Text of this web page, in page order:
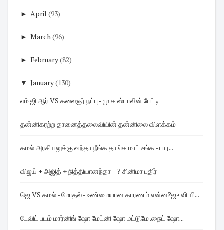
► April (93)
► March(96)
► February(82)
▼ January(130)
எம் ஜி ஆர் VS கலைஞர் நட்பு - மு க ஸ்டாலின் பேட்டி
தன்னிகரற்ற தானைத்தலைவியின் தன்னிலை விளக்கம்
கமல் அரசியலுக்கு வந்தா நீங்க தாங்க மாட்டீங்க - பார...
விஜய் + அஜித் + நித்தியானந்தா = ? சினிமா புதிர்
ஜெ VS கமல் - மோதல் - உண்மையான காரணம் என்ன?ஜு வி யி...
டேவிட் படம் மார்னிங் ஷோ மேட்னி ஷோ மட்டுமே .நைட் ஷோ...